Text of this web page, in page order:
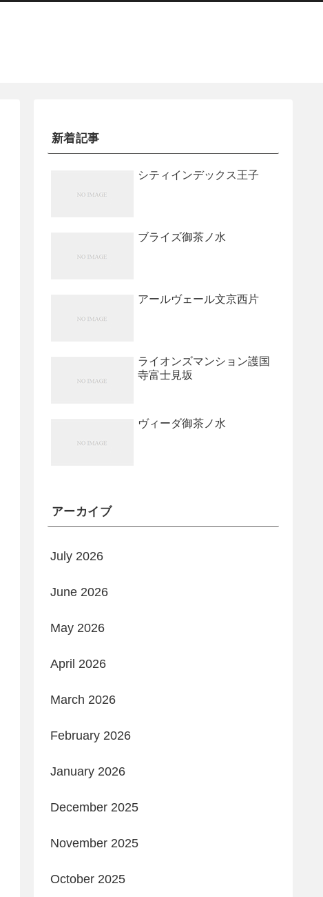
新着記事
シティインデックス王子
ブライズ御茶ノ水
アールヴェール文京西片
ライオンズマンション護国
寺富士見坂
ヴィーダ御茶ノ水
アーカイブ
July 2026
June 2026
May 2026
April 2026
March 2026
February 2026
January 2026
December 2025
November 2025
October 2025